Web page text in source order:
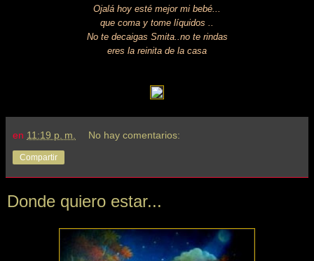
Ojalá hoy esté mejor mi bebé...
que coma y tome líquidos ..
No te decaigas Smita..no te rindas
eres la reinita de la casa
en 11:19 p. m. No hay comentarios:
Compartir
Donde quiero estar...